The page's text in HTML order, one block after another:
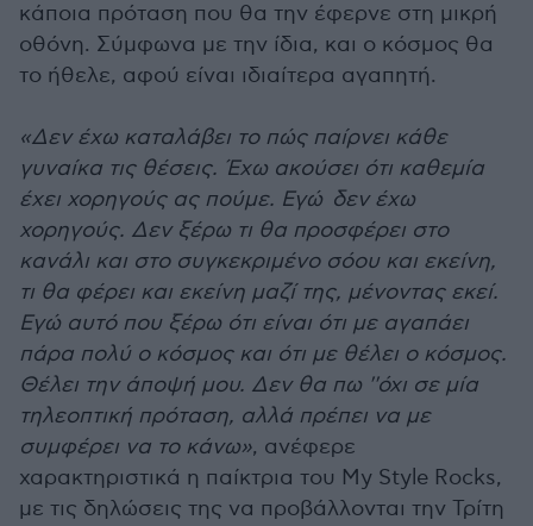
κάποια πρόταση που θα την έφερνε στη μικρή
οθόνη. Σύμφωνα με την ίδια, και ο κόσμος θα
το ήθελε, αφού είναι ιδιαίτερα αγαπητή.
«Δεν έχω καταλάβει το πώς παίρνει κάθε
γυναίκα τις θέσεις. Έχω ακούσει ότι καθεμία
έχει χορηγούς ας πούμε. Εγώ δεν έχω
χορηγούς. Δεν ξέρω τι θα προσφέρει στο
κανάλι και στο συγκεκριμένο σόου και εκείνη,
τι θα φέρει και εκείνη μαζί της, μένοντας εκεί.
Εγώ αυτό που ξέρω ότι είναι ότι με αγαπάει
πάρα πολύ ο κόσμος και ότι με θέλει ο κόσμος.
Θέλει την άποψή μου. Δεν θα πω ''όχι σε μία
τηλεοπτική πρόταση, αλλά πρέπει να με
συμφέρει να το κάνω», ανέφερε
χαρακτηριστικά η παίκτρια του My Style Rocks,
με τις δηλώσεις της να προβάλλονται την Τρίτη